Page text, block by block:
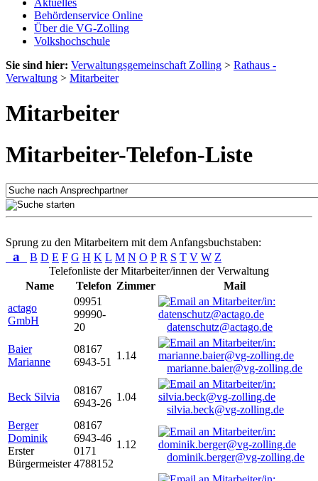
Aktuelles
Behördenservice Online
Über die VG-Zolling
Volkshochschule
Sie sind hier: Verwaltungsgemeinschaft Zolling > Rathaus -
Verwaltung > Mitarbeiter
Mitarbeiter
Mitarbeiter-Telefon-Liste
Sprung zu den Mitarbeitern mit dem Anfangsbuchstaben:
a B D E F G H K L M N O P R S T V W Z
Telefonliste der Mitarbeiter/innen der Verwaltung
Name
Telefon Zimmer
Mail
actago
GmbH
09951
99990-
20
datenschutz@actago.de
Baier
Marianne
08167
6943-51
1.14
marianne.baier@vg-zolling.de
Beck Silvia
08167
6943-26
1.04
silvia.beck@vg-zolling.de
Berger
Dominik
Erster
Bürgermeister
08167
6943-46
0171
4788152
1.12
dominik.berger@vg-zolling.de